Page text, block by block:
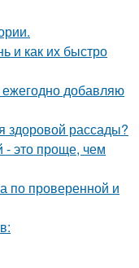
и как их быстро
добавляю
здоровой рассады?
это проще, чем
по проверенной и